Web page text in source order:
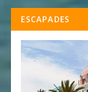
ESCAPADES